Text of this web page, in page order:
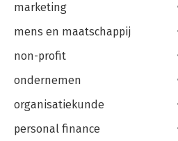
marketing
mens en maatschappij
non-profit
ondernemen
organisatiekunde
personal finance